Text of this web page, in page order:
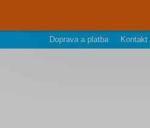
Doprava a platba Kontakt